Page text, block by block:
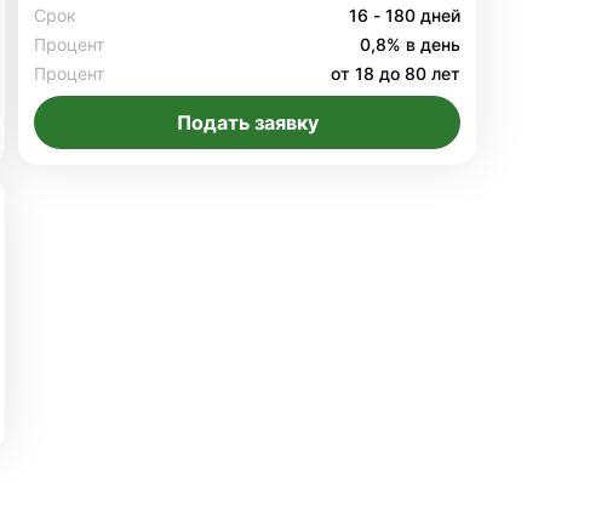
Срок
16 - 180 дней
Процент
0,8% в день
Процент
от 18 до 80 лет
Подать заявку